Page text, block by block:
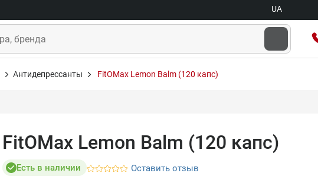
UA
Антидепрессанты FitOMax Lemon Balm (120 капс)
FitOMax Lemon Balm (120 капс)
Есть в наличии Оставить отзыв